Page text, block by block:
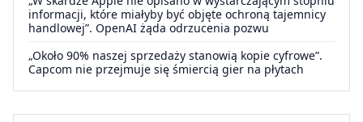
informacji, które miałyby być objęte ochroną tajemnicy
handlowej”. OpenAI żąda odrzucenia pozwu
„Około 90% naszej sprzedaży stanowią kopie cyfrowe”.
Capcom nie przejmuje się śmiercią gier na płytach